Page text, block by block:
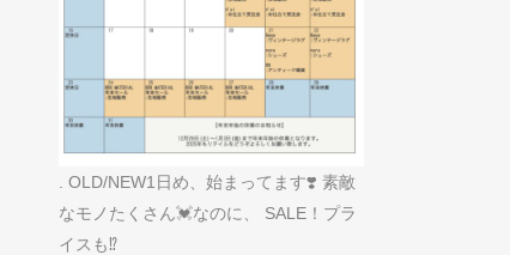
. OLD/NEW1日め、始まってます❣️ 素敵
なモノたくさん💓なのに、 SALE！プラ
イスも⁉️